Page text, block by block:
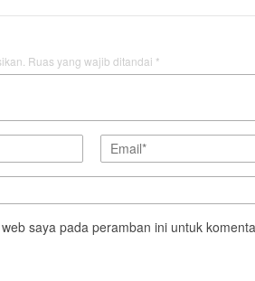
Ruas yang wajib ditandai *
saya pada peramban ini untuk